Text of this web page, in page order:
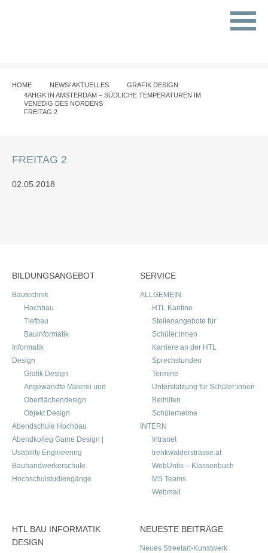
HOME NEWS/ AKTUELLES
GRAFIK DESIGN
4AHGK IN AMSTERDAM – SÜDLICHE TEMPERATUREN IM
VENEDIG DES NORDENS
FREITAG 2
FREITAG 2
02.05.2018
BILDUNGSANGEBOT
Bautechnik
Hochbau
Tiefbau
Bauinformatik
Informatik
Design
Grafik Design
Angewandte Malerei und
Oberflächendesign
Objekt Design
Abendschule Hochbau
Abendkolleg Game Design |
Usability Engineering
Bauhandwerkerschule
Hochschulstudiengänge
SERVICE
ALLGEMEIN
HTL Kantine
Stellenangebote für
Schüler:innen
Karriere an der HTL
Sprechstunden
Termine
Unterstützung für Schüler:innen
Beihilfen
Schülerheime
INTERN
Intranet
trenkwalderstrasse.at
WebUntis – Klassenbuch
MS Teams
Webmail
HTL BAU INFORMATIK
DESIGN
NEUESTE BEITRÄGE
Neues Streetart-Kunstwerk